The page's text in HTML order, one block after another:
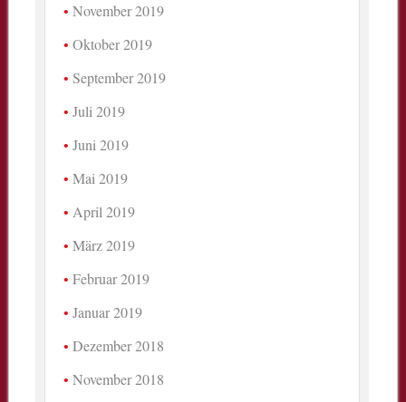
November 2019
Oktober 2019
September 2019
Juli 2019
Juni 2019
Mai 2019
April 2019
März 2019
Februar 2019
Januar 2019
Dezember 2018
November 2018